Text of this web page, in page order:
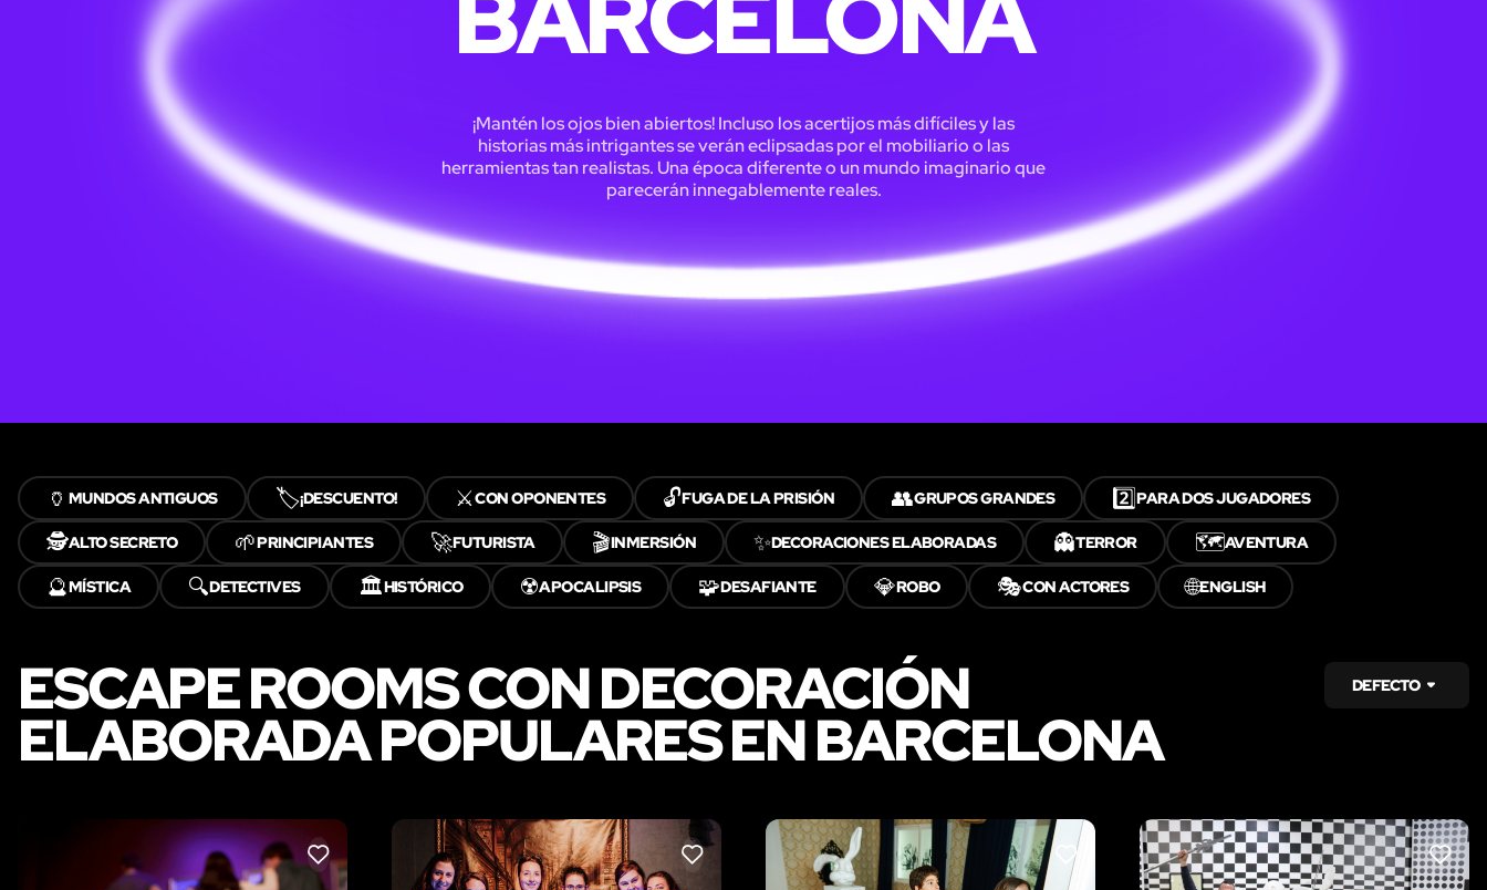
¡Mantén los ojos bien abiertos! Incluso los acertijos más difíciles y las
historias más intrigantes se verán eclipsadas por el mobiliario o las
herramientas tan realistas. Una época diferente o un mundo imaginario que
parecerán innegablemente reales.
🏺 MUNDOS ANTIGUOS 🏷️¡DESCUENTO! ⚔️CON OPONENTES 🔓FUGA DE LA PRISIÓN 👥GRUPOS GRANDES 2️⃣PARA DOS JUGADORES
🕵️ALTO SECRETO 🌱PRINCIPIANTES 🚀FUTURISTA 🎬INMERSIÓN ✨DECORACIONES ELABORADAS 👻TERROR 🗺️AVENTURA
🔮MÍSTICA 🔍DETECTIVES 🏛️HISTÓRICO ☢️APOCALIPSIS 🧩DESAFIANTE 💎ROBO 🎭CON ACTORES 🌐ENGLISH
ESCAPE ROOMS CON DECORACIÓN
ELABORADA POPULARES EN BARCELONA
DEFECTO
LIKE LIKE LIKE LIKE